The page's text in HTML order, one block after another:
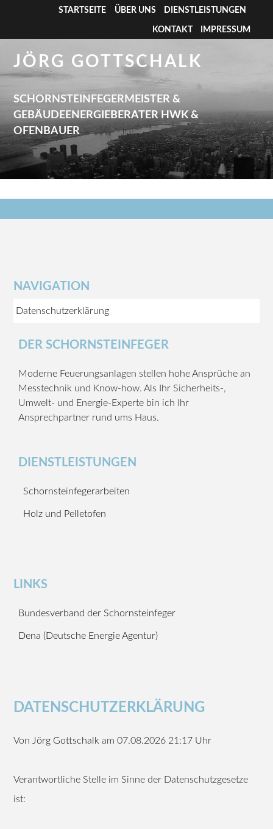
STARTSEITE ÜBER UNS DIENSTLEISTUNGEN
KONTAKT IMPRESSUM
JÖRG GOTTSCHALK
SCHORNSTEINFEGERMEISTER &
GEBÄUDEENERGIEBERATER HWK &
OFENBAUER
NAVIGATION
Datenschutzerklärung
DER SCHORNSTEINFEGER
Moderne Feuerungsanlagen stellen hohe Ansprüche an
Messtechnik und Know-how. Als Ihr Sicherheits-,
Umwelt- und Energie-Experte bin ich Ihr
Ansprechpartner rund ums Haus.
DIENSTLEISTUNGEN
Schornsteinfegerarbeiten
Holz und Pelletofen
LINKS
Bundesverband der Schornsteinfeger
Dena (Deutsche Energie Agentur)
DATENSCHUTZERKLÄRUNG
Von Jörg Gottschalk am 07.08.2026 21:17 Uhr
Verantwortliche Stelle im Sinne der Datenschutzgesetze
ist: